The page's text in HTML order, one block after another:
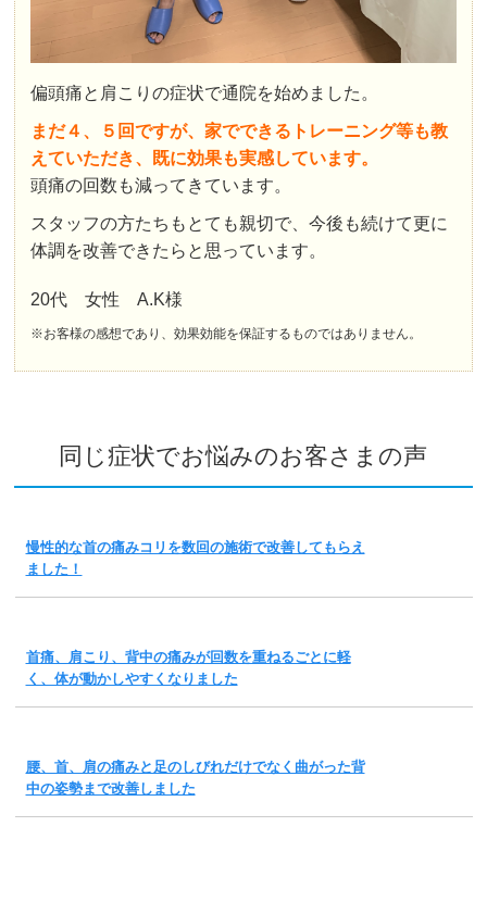
偏頭痛と肩こりの症状で通院を始めました。
まだ４、５回ですが、家でできるトレーニング等も教
えていただき、既に効果も実感しています。
頭痛の回数も減ってきています。
スタッフの方たちもとても親切で、今後も続けて更に
体調を改善できたらと思っています。
20代 女性 A.K様
※お客様の感想であり、効果効能を保証するものではありません。
同じ症状でお悩みのお客さまの声
慢性的な首の痛みコリを数回の施術で改善してもらえ
ました！
首痛、肩こり、背中の痛みが回数を重ねるごとに軽
く、体が動かしやすくなりました
腰、首、肩の痛みと足のしびれだけでなく曲がった背
中の姿勢まで改善しました